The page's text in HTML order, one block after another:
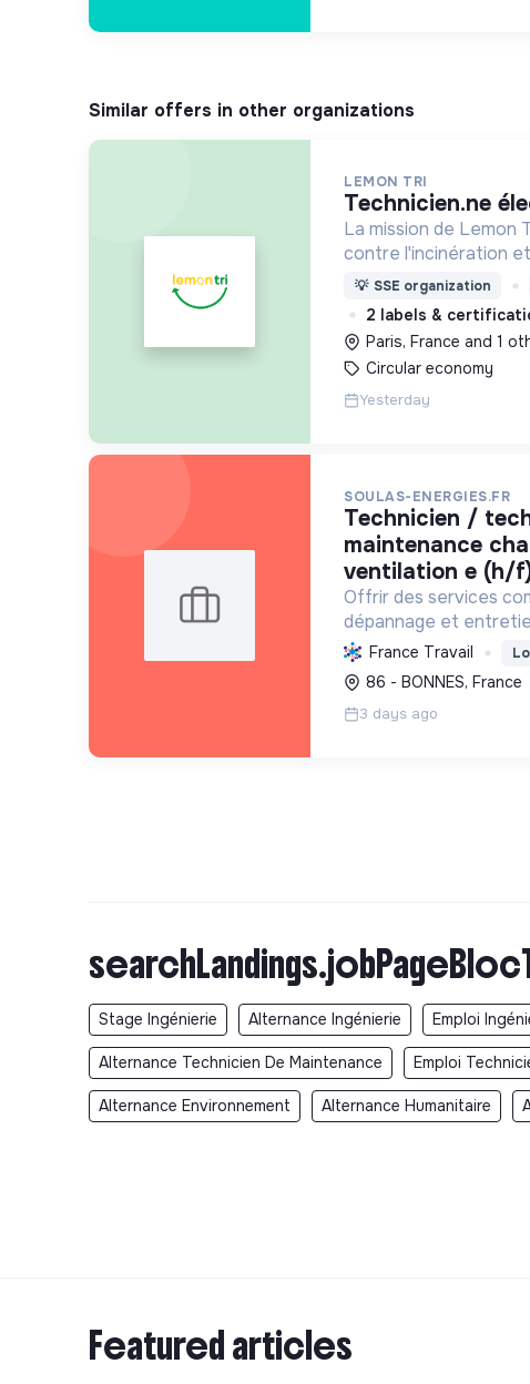
Similar offers in other organizations
LEMON TRI
technicien.ne
La mission de Lemon
contre l'incinération
déchets. Adoptez
côtés !
💡 SSE organization
2 labels &
Paris, France and 1
Circular economy
Yesterday
SOULAS-ENERGIES.FR
technicien / technicienne de
maintenance
ventilation e (h/
Offrir des services
dépannage et
chauffage (y compris
électricité, avec le
habitat durable.
France Travail
86 - BONNES, France
3 days ago
Stage Ingénierie Alternance Ingénierie Emploi
Alternance Technicien De Maintenance Emploi
Alternance Environnement Alternance Humanitaire
Featured articles